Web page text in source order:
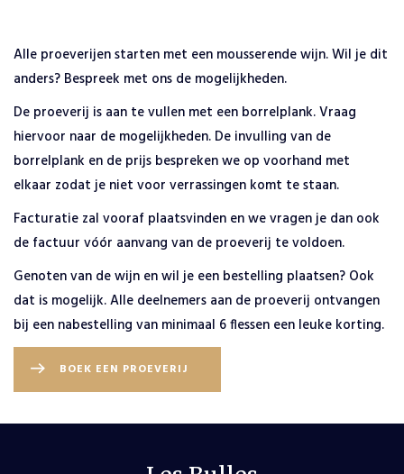
Alle proeverijen starten met een mousserende wijn. Wil je dit
anders? Bespreek met ons de mogelijkheden.
De proeverij is aan te vullen met een borrelplank. Vraag
hiervoor naar de mogelijkheden. De invulling van de
borrelplank en de prijs bespreken we op voorhand met
elkaar zodat je niet voor verrassingen komt te staan.
Facturatie zal vooraf plaatsvinden en we vragen je dan ook
de factuur vóór aanvang van de proeverij te voldoen.
Genoten van de wijn en wil je een bestelling plaatsen? Ook
dat is mogelijk. Alle deelnemers aan de proeverij ontvangen
bij een nabestelling van minimaal 6 flessen een leuke korting.
BOEK EEN PROEVERIJ